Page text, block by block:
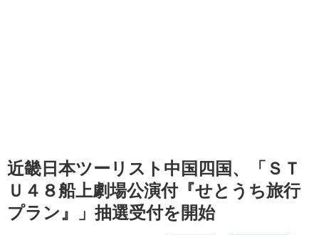
近畿日本ツーリスト中国四国、「ＳＴ
Ｕ４８船上劇場公演付『せとうち旅行
プラン』」抽選受付を開始